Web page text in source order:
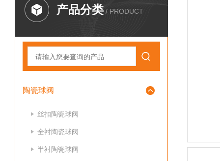
产品分类 / PRODUCT
陶瓷球阀
丝扣陶瓷球阀
全衬陶瓷球阀
半衬陶瓷球阀